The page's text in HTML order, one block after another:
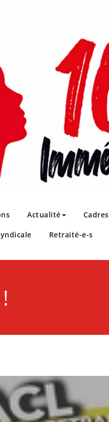
de Lille
Actualité Cadres
Retraité-e-s